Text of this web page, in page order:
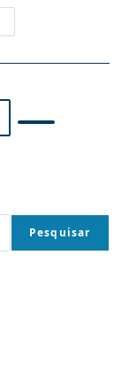
Pesquisar